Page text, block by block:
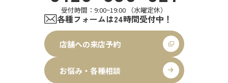
受付時間：9:00~19:00 （水曜定休）
各種フォームは24時間受付中！
店舗への来店予約
お悩み・各種相談